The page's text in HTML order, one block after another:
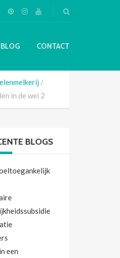
BLOG CONTACT
in de wei 2
BLOGS
een